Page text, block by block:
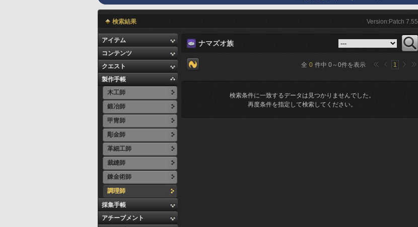
検索結果 Version:Patch 7.55
アイテム
コンテンツ
クエスト
製作手帳
木工師
鍛冶師
甲冑師
彫金師
革細工師
裁縫師
錬金術師
調理師
採集手帳
アチーブメント
ナマズオ族
全 0 件中 0～0件を表示 1
検索条件に一致するデータは見つかりませんでした。
再度条件を指定して検索してください。